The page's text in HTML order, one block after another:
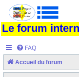
Le forum
FAQ
Accueil du forum